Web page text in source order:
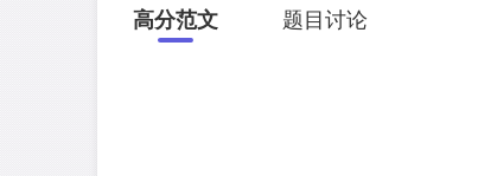
高分范文 题目讨论